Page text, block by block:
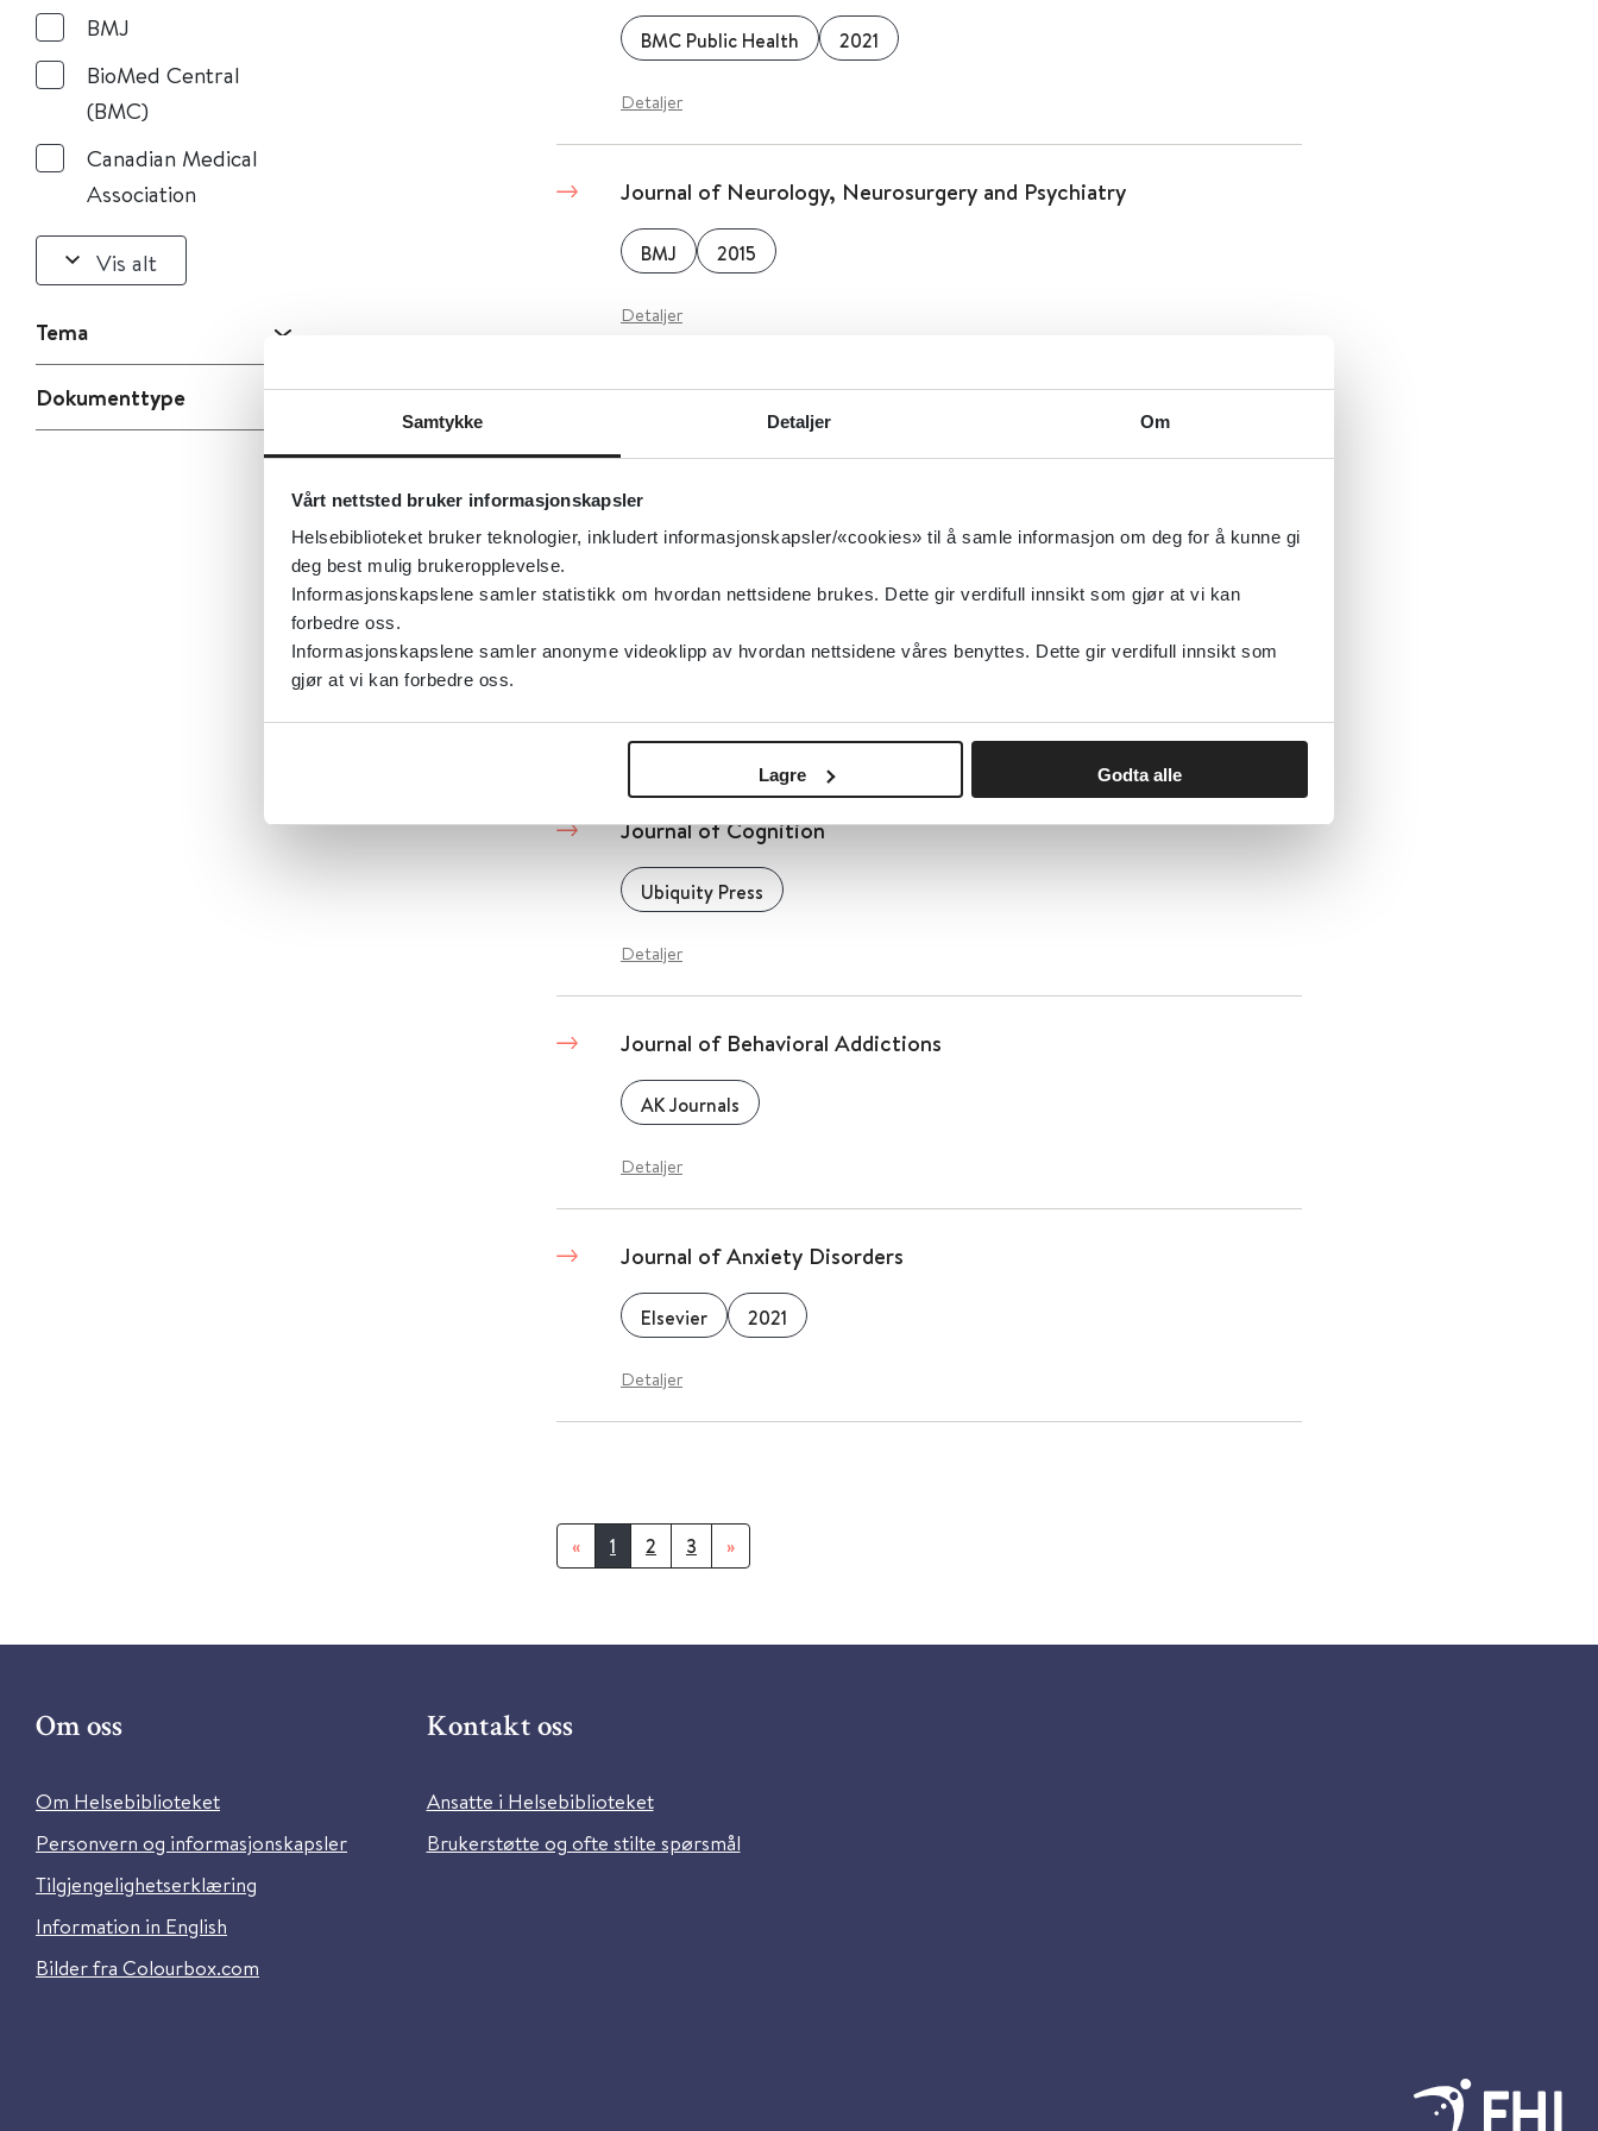
Samtykke Detaljer Om
Vårt nettsted bruker informasjonskapsler
Helsebiblioteket bruker teknologier, inkludert informasjonskapsler/«cookies» til å samle informasjon om deg for å kunne gi
deg best mulig brukeropplevelse.
Informasjonskapslene samler statistikk om hvordan nettsidene brukes. Dette gir verdifull innsikt som gjør at vi kan
forbedre oss.
Informasjonskapslene samler anonyme videoklipp av hvordan nettsidene våres benyttes. Dette gir verdifull innsikt som
gjør at vi kan forbedre oss.
Lagre Godta alle
BMJ
BioMed Central
(BMC)
Canadian Medical
Association
Vis alt
Tema
Dokumenttype
BMC Public Health 2021
Detaljer
Journal of Neurology, Neurosurgery and Psychiatry
BMJ 2015
Detaljer
Society of Digital Psychiatry
Detaljer
Detaljer
Journal of Cognition
Ubiquity Press
Detaljer
Journal of Behavioral Addictions
AK Journals
Detaljer
Journal of Anxiety Disorders
Elsevier 2021
Detaljer
« 1 2 3 »
Om oss
Om Helsebiblioteket
Personvern og informasjonskapsler
Tilgjengelighetserklæring
Information in English
Bilder fra Colourbox.com
Kontakt oss
Ansatte i Helsebiblioteket
Brukerstøtte og ofte stilte spørsmål